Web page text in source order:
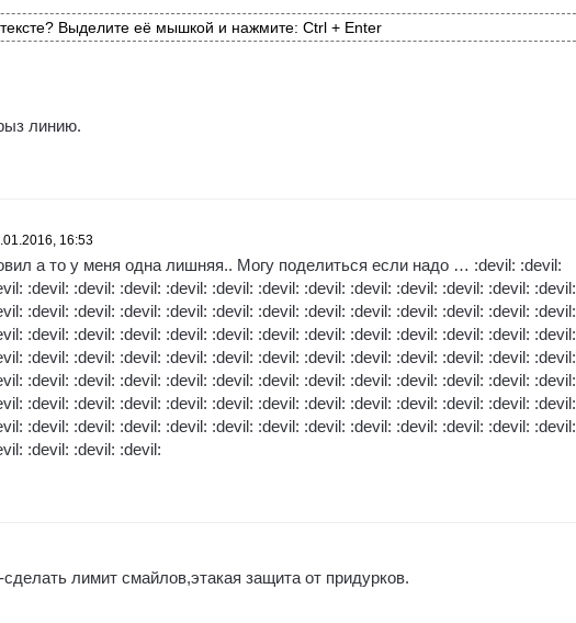
Выделите её мышкой и нажмите: Ctrl + Enter
линию.
16:53
а то у меня одна лишняя.. Могу поделиться если надо … :devil: :devil:
:devil: :devil: :devil: :devil: :devil: :devil: :devil: :devil: :devil: :devil: :devil: :devil:
:devil: :devil: :devil: :devil: :devil: :devil: :devil: :devil: :devil: :devil: :devil: :devil:
:devil: :devil: :devil: :devil: :devil: :devil: :devil: :devil: :devil: :devil: :devil: :devil:
:devil: :devil: :devil: :devil: :devil: :devil: :devil: :devil: :devil: :devil: :devil: :devil:
:devil: :devil: :devil: :devil: :devil: :devil: :devil: :devil: :devil: :devil: :devil: :devil:
:devil: :devil: :devil: :devil: :devil: :devil: :devil: :devil: :devil: :devil: :devil: :devil:
:devil: :devil: :devil: :devil: :devil: :devil: :devil: :devil: :devil: :devil: :devil: :devil:
:devil: :devil: :devil:
лимит смайлов,этакая защита от придурков.